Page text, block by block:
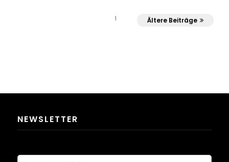
1 Ältere Beiträge
NEWSLETTER